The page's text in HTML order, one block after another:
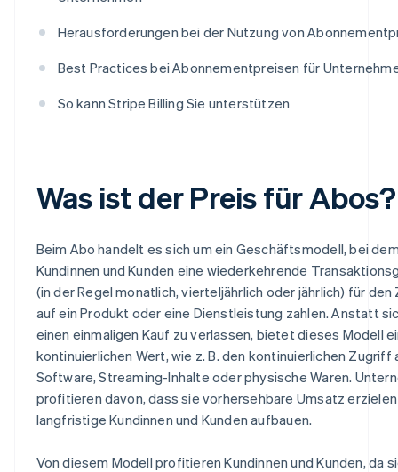
Herausforderungen bei der Nutzung von
Best Practices bei Abonnementpreisen für
So kann Stripe Billing Sie unterstützen
Was ist der Preis für Abos?
Beim Abo handelt es sich um ein Geschäftsmodell, bei
Kundinnen und Kunden eine wiederkehrende
(in der Regel monatlich, vierteljährlich oder jährlich) für
auf ein Produkt oder eine Dienstleistung zahlen. Anstatt
einen einmaligen Kauf zu verlassen, bietet dieses Modell
kontinuierlichen Wert, wie z. B. den kontinuierlichen Zugriff
Software, Streaming-Inhalte oder physische Waren.
profitieren davon, dass sie vorhersehbare Umsatz
langfristige Kundinnen und Kunden aufbauen.
Von diesem Modell profitieren Kundinnen und Kunden, da